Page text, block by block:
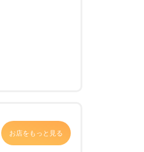
お店をもっと見る